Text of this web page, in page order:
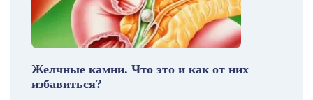
Желчные камни. Что это и как от них
избавиться?